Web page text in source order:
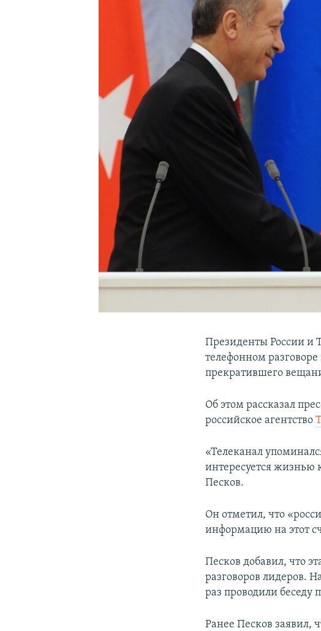
Президенты России и
телефонном
прекратившего
Об этом рассказал
российское агентство
«Телеканал
интересуется жизнью
Песков.
Он отметил, что
информацию на этот
Песков добавил, что
разговоров лидеров.
раз проводили беседу
Ранее Песков заявил,